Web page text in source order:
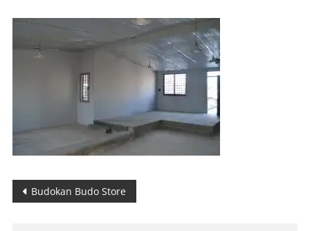
Navegación
Budokan Budo Store